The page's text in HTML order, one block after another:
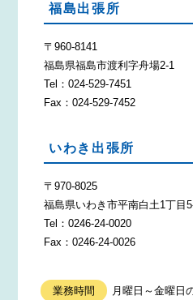
福島出張所
〒960-8141
福島県福島市渡利字舟場2-1
Tel：024-529-7451
Fax：024-529-7452
いわき出張所
〒970-8025
福島県いわき市平南白土1丁目
Tel：0246-24-0020
Fax：0246-24-0026
業務時間 月曜日～金曜日